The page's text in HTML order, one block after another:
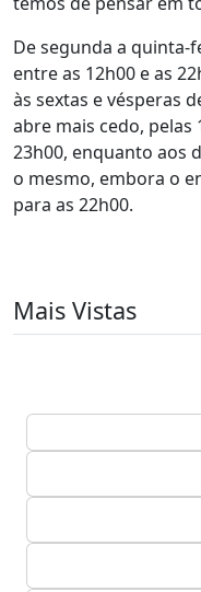
De segunda a quinta-
entre as 12h00 e as
às sextas e vésperas
abre mais cedo, pelas
23h00, enquanto aos
o mesmo, embora o
para as 22h00.
Mais Vistas